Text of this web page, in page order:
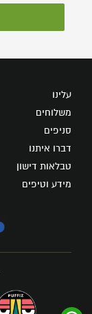
עלינו
משלוחים
סניפים
דברו איתנו
טבלאות דישון
מידע וטיפים